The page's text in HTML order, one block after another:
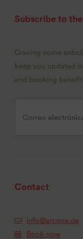
Subscribe to
Craving some
keep you updated
and booking
Contact
info@arcona.de
Book now